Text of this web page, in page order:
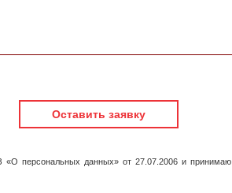
Оставить заявку
«О персональных данных» от 27.07.2006 и принимаю